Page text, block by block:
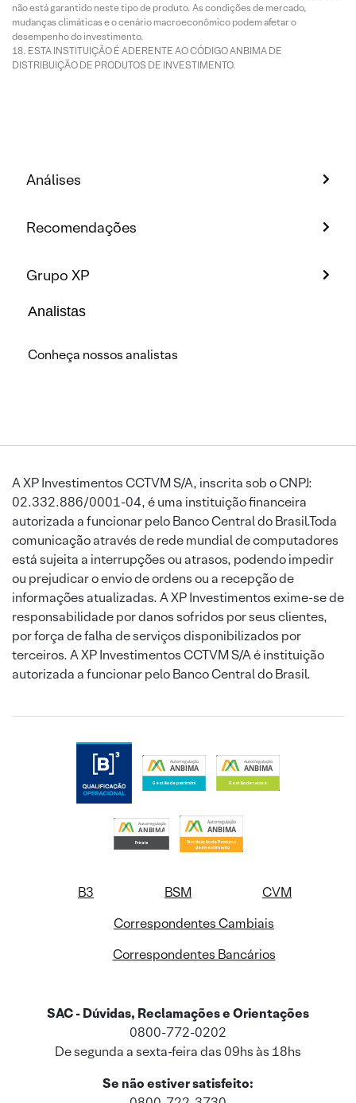
não está garantido neste tipo de produto. As condições de mercado,
mudanças climáticas e o cenário macroeconômico podem afetar o
desempenho do investimento.
ESTA INSTITUIÇÃO É ADERENTE AO CÓDIGO ANBIMA DE
DISTRIBUIÇÃO DE PRODUTOS DE INVESTIMENTO.
Análises
Recomendações
Grupo XP
Analistas
Conheça nossos analistas
A XP Investimentos CCTVM S/A, inscrita sob o CNPJ:
02.332.886/0001-04, é uma instituição financeira
autorizada a funcionar pelo Banco Central do Brasil.Toda
comunicação através de rede mundial de computadores
está sujeita a interrupções ou atrasos, podendo impedir
ou prejudicar o envio de ordens ou a recepção de
informações atualizadas. A XP Investimentos exime-se de
responsabilidade por danos sofridos por seus clientes,
por força de falha de serviços disponibilizados por
terceiros. A XP Investimentos CCTVM S/A é instituição
autorizada a funcionar pelo Banco Central do Brasil.
B3 BSM
CVM
Correspondentes Cambiais
Correspondentes Bancários
SAC - Dúvidas, Reclamações e Orientações
0800-772-0202
De segunda a sexta-feira das 09hs às 18hs
Se não estiver satisfeito: